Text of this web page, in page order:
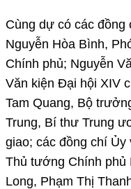
Cùng dự có các đồng
Nguyễn Hòa Bình,
Chính phủ; Nguyễn
Văn kiện Đại hội XIV
Tam Quang, Bộ
Trung, Bí thư Trung
giao; các đồng chí
Thủ tướng Chính phủ
Long, Phạm Thị